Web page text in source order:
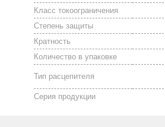
Класс токоограничения
Степень защиты
Кратность
Количество в упаковке
Тип расцепителя
Серия продукции